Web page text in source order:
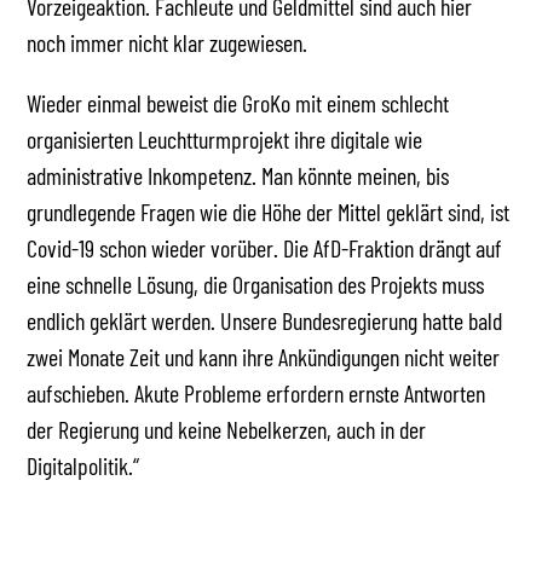
Vorzeigeaktion. Fachleute und Geldmittel sind auch hier
noch immer nicht klar zugewiesen.
Wieder einmal beweist die GroKo mit einem schlecht
organisierten Leuchtturmprojekt ihre digitale wie
administrative Inkompetenz. Man könnte meinen, bis
grundlegende Fragen wie die Höhe der Mittel geklärt sind, ist
Covid-19 schon wieder vorüber. Die AfD-Fraktion drängt auf
eine schnelle Lösung, die Organisation des Projekts muss
endlich geklärt werden. Unsere Bundesregierung hatte bald
zwei Monate Zeit und kann ihre Ankündigungen nicht weiter
aufschieben. Akute Probleme erfordern ernste Antworten
der Regierung und keine Nebelkerzen, auch in der
Digitalpolitik.“